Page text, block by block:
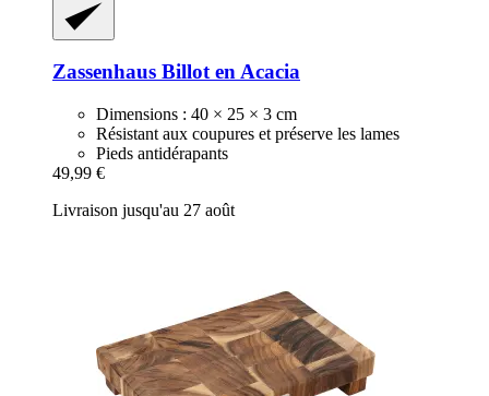
Zassenhaus Billot en Acacia
Dimensions : 40 × 25 × 3 cm
Résistant aux coupures et préserve les lames
Pieds antidérapants
49,99 €
Livraison jusqu'au 27 août